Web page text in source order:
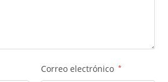
Correo electrónico *